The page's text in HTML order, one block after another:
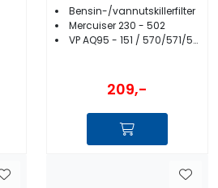
Bensin-/vannutskillerfilter
Mercuiser 230 - 502
VP AQ95 - 151 / 570/571/572/740 - 3.0
209,-